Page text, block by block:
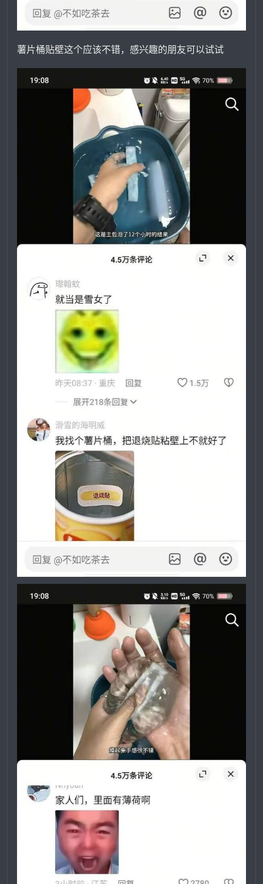
薯片桶贴壁这个应该不错，感兴趣的朋友可以试试